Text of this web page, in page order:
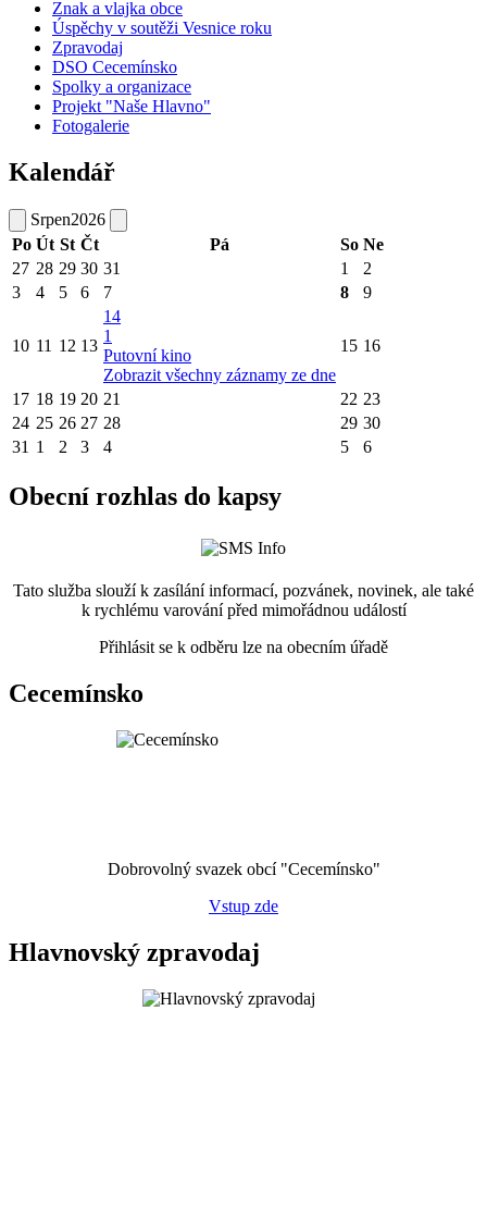
Znak a vlajka obce
Úspěchy v soutěži Vesnice roku
Zpravodaj
DSO Cecemínsko
Spolky a organizace
Projekt "Naše Hlavno"
Fotogalerie
Kalendář
Srpen2026
Po Út St Čt Pá So Ne
27 28 29 30 31 1
2
3
4 5 6 7 8 9
10 11 12 13
14
1
Putovní kino
Zobrazit všechny záznamy ze dne
15 16
17 18 19 20 21 22 23
24 25 26 27 28 29 30
31 1 2 3 4 5 6
Obecní rozhlas do kapsy
Tato služba slouží k zasílání informací, pozvánek, novinek, ale také
k rychlému varování před mimořádnou událostí
Přihlásit se k odběru lze na obecním úřadě
Cecemínsko
Dobrovolný svazek obcí "Cecemínsko"
Vstup zde
Hlavnovský zpravodaj